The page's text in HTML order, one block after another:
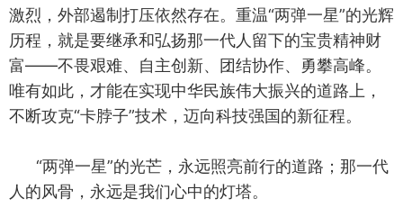
激烈，外部遏制打压依然存在。重温“两弹一星”的光辉
历程，就是要继承和弘扬那一代人留下的宝贵精神财
富——不畏艰难、自主创新、团结协作、勇攀高峰。
唯有如此，才能在实现中华民族伟大振兴的道路上，
不断攻克“卡脖子”技术，迈向科技强国的新征程。
“两弹一星”的光芒，永远照亮前行的道路；那一代
人的风骨，永远是我们心中的灯塔。